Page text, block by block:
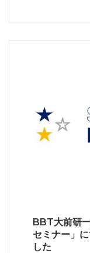
BBT大前研
セミナー」
した